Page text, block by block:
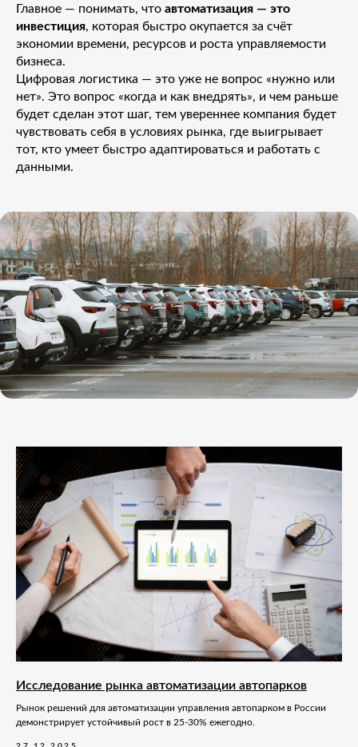
Главное — понимать, что автоматизация — это
инвестиция, которая быстро окупается за счёт
экономии времени, ресурсов и роста управляемости
бизнеса.
Цифровая логистика — это уже не вопрос «нужно или
нет». Это вопрос «когда и как внедрять», и чем раньше
будет сделан этот шаг, тем увереннее компания будет
чувствовать себя в условиях рынка, где выигрывает
тот, кто умеет быстро адаптироваться и работать с
данными.
Исследование рынка автоматизации автопарков
Рынок решений для автоматизации управления автопарком в России
демонстрирует устойчивый рост в 25-30% ежегодно.